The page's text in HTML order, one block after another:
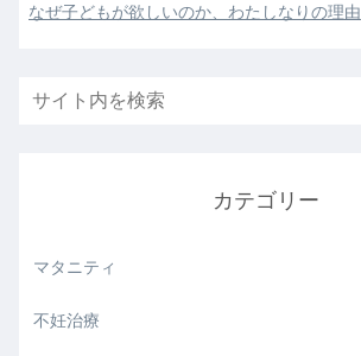
なぜ子どもが欲しいのか、わたしなりの理由
カテゴリー
マタニティ
不妊治療